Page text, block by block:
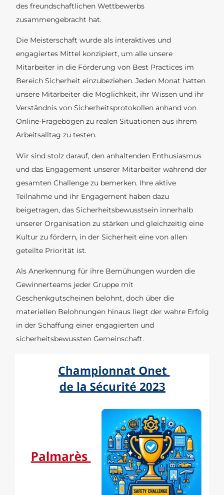
des freundschaftlichen Wettbewerbs
zusammengebracht hat.
Die Meisterschaft wurde als interaktives und
engagiertes Mittel konzipiert, um alle unsere
Mitarbeiter in die Förderung von Best Practices im
Bereich Sicherheit einzubeziehen. Jeden Monat hatten
unsere Mitarbeiter die Möglichkeit, ihr Wissen und ihr
Verständnis von Sicherheitsprotokollen anhand von
Online-Fragebögen zu realen Situationen aus ihrem
Arbeitsalltag zu testen.
Wir sind stolz darauf, den anhaltenden Enthusiasmus
und das Engagement unserer Mitarbeiter während der
gesamten Challenge zu bemerken. Ihre aktive
Teilnahme und ihr Engagement haben dazu
beigetragen, das Sicherheitsbewusstsein innerhalb
unserer Organisation zu stärken und gleichzeitig eine
Kultur zu fördern, in der Sicherheit eine von allen
geteilte Priorität ist.
Als Anerkennung für ihre Bemühungen wurden die
Gewinnerteams jeder Gruppe mit
Geschenkgutscheinen belohnt, doch über die
materiellen Belohnungen hinaus liegt der wahre Erfolg
in der Schaffung einer engagierten und
sicherheitsbewussten Gemeinschaft.